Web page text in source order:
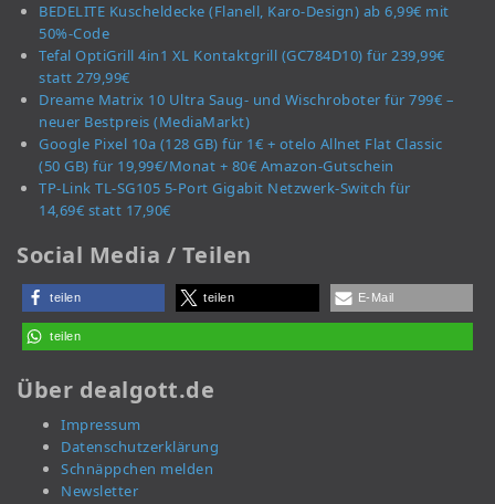
BEDELITE Kuscheldecke (Flanell, Karo-Design) ab 6,99€ mit
50%-Code
Tefal OptiGrill 4in1 XL Kontaktgrill (GC784D10) für 239,99€
statt 279,99€
Dreame Matrix 10 Ultra Saug- und Wischroboter für 799€ –
neuer Bestpreis (MediaMarkt)
Google Pixel 10a (128 GB) für 1€ + otelo Allnet Flat Classic
(50 GB) für 19,99€/Monat + 80€ Amazon-Gutschein
TP-Link TL-SG105 5-Port Gigabit Netzwerk-Switch für
14,69€ statt 17,90€
Social Media / Teilen
teilen teilen E-Mail
teilen
Über dealgott.de
Impressum
Datenschutzerklärung
Schnäppchen melden
Newsletter